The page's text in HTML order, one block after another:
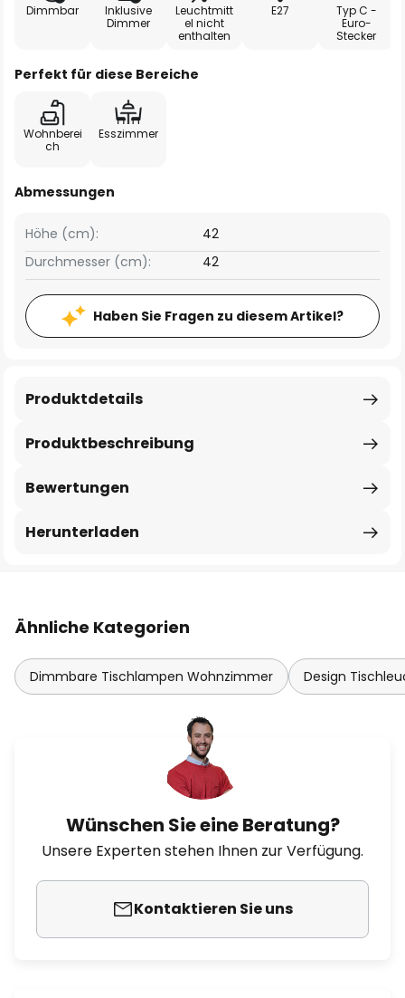
Dimmbar
Inklusive
Dimmer
Leuchtmitt
el nicht
enthalten
E27
Typ C -
Euro-
Stecker
Perfekt für diese Bereiche
Wohnberei
ch
Esszimmer
Abmessungen
Höhe (cm):
42
Durchmesser (cm):
42
Haben Sie Fragen zu diesem Artikel?
Produktbeschreibung
Produktdetails
Bewertungen
Herunterladen
Ähnliche Kategorien
Dimmbare Tischlampen Wohnzimmer Design
Wünschen Sie eine Beratung?
Unsere Experten stehen Ihnen zur Verfügung.
Kontaktieren Sie uns